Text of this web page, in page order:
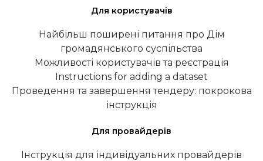
Для користувачів
Найбільш поширені питання про Дім
громадянського суспільства
Можливості користувачів та реєстрація
Instructions for adding a dataset
Проведення та завершення тендеру: покрокова
інструкція
Для провайдерів
Інструкція для індивідуальних провайдерів